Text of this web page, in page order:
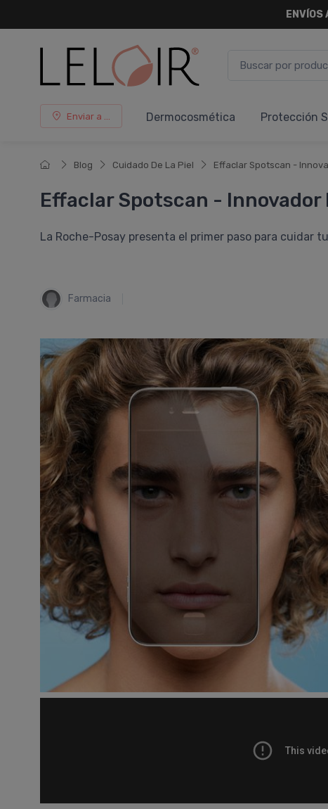
Enviar a ... Dermocosmética Protección
Blog Cuidado De La Piel Effaclar Spotscan -
Effaclar Spotscan - Innovador
La Roche-Posay presenta el primer paso para cuidar
Farmacia